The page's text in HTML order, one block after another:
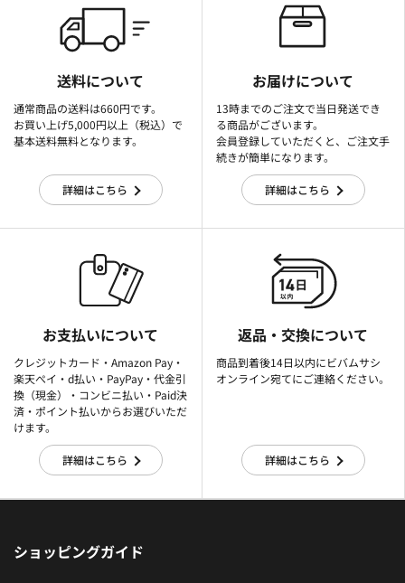
送料について
通常商品の送料は660円です。
お買い上げ5,000円以上（税込）で
基本送料無料となります。
詳細はこちら
お届けについて
13時までのご注文で当日発送でき
る商品がございます。
会員登録していただくと、ご注文手
続きが簡単になります。
詳細はこちら
お支払いについて
クレジットカード・Amazon Pay・
楽天ぺイ・d払い・PayPay・代金引
換（現金）・コンビニ払い・Paid決
済・ポイント払いからお選びいただ
けます。
詳細はこちら
返品・交換について
商品到着後14日以内にビバムサシ
オンライン宛てにご連絡ください。
詳細はこちら
ショッピングガイド